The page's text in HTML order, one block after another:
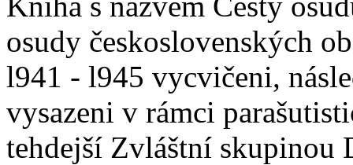
osudy československých
l941 - l945 vycvičeni,
vysazeni v rámci
tehdejší Zvláštní